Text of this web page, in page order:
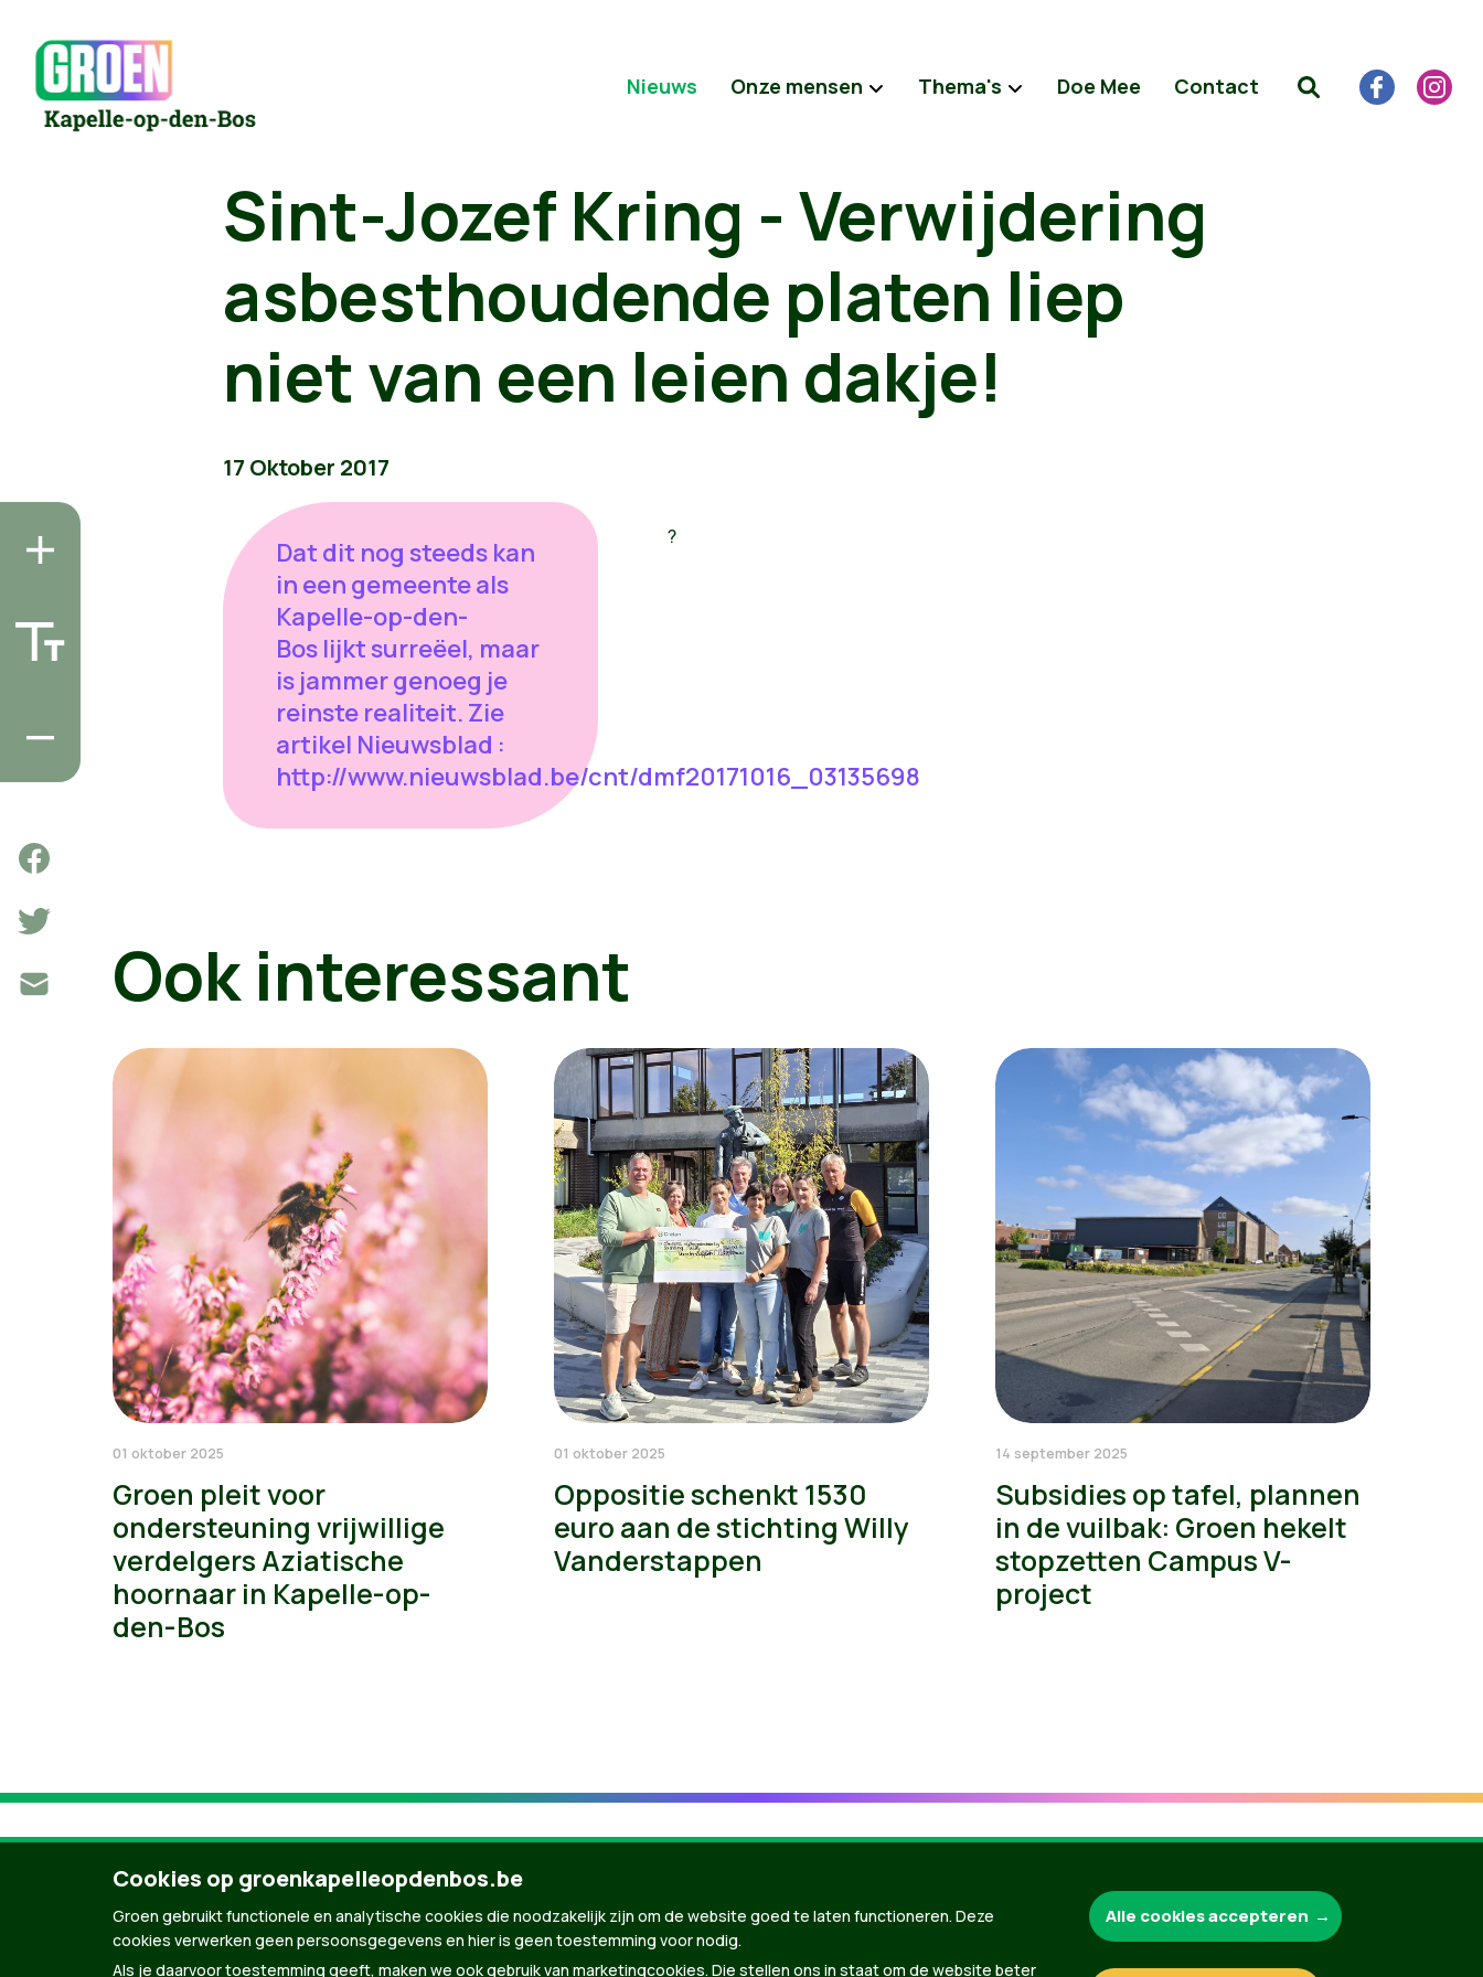
Nieuws Onze mensen Thema's Doe Mee Contact
Sint-Jozef Kring - Verwijdering
asbesthoudende platen liep
niet van een leien dakje!
17 Oktober 2017
Dat dit nog steeds kan
in een gemeente als
Kapelle-op-den-
Bos lijkt surreëel, maar
is jammer genoeg je
reinste realiteit. Zie
artikel Nieuwsblad :
http://www.nieuwsblad.be/cnt/dmf20171016_03135698
?
Ook interessant
01 oktober 2025
Groen pleit voor
ondersteuning vrijwillige
verdelgers Aziatische
hoornaar in Kapelle-op-
den-Bos
01 oktober 2025
Oppositie schenkt 1530
euro aan de stichting Willy
Vanderstappen
14 september 2025
Subsidies op tafel, plannen
in de vuilbak: Groen hekelt
stopzetten Campus V-
project
Groen.be
Cookies op groenkapelleopdenbos.be
Groen gebruikt functionele en analytische cookies die noodzakelijk zijn om de website goed te laten functioneren. Deze
cookies verwerken geen persoonsgegevens en hier is geen toestemming voor nodig.
Als je daarvoor toestemming geeft, maken we ook gebruik van marketingcookies. Die stellen ons in staat om de website beter
Alle cookies accepteren